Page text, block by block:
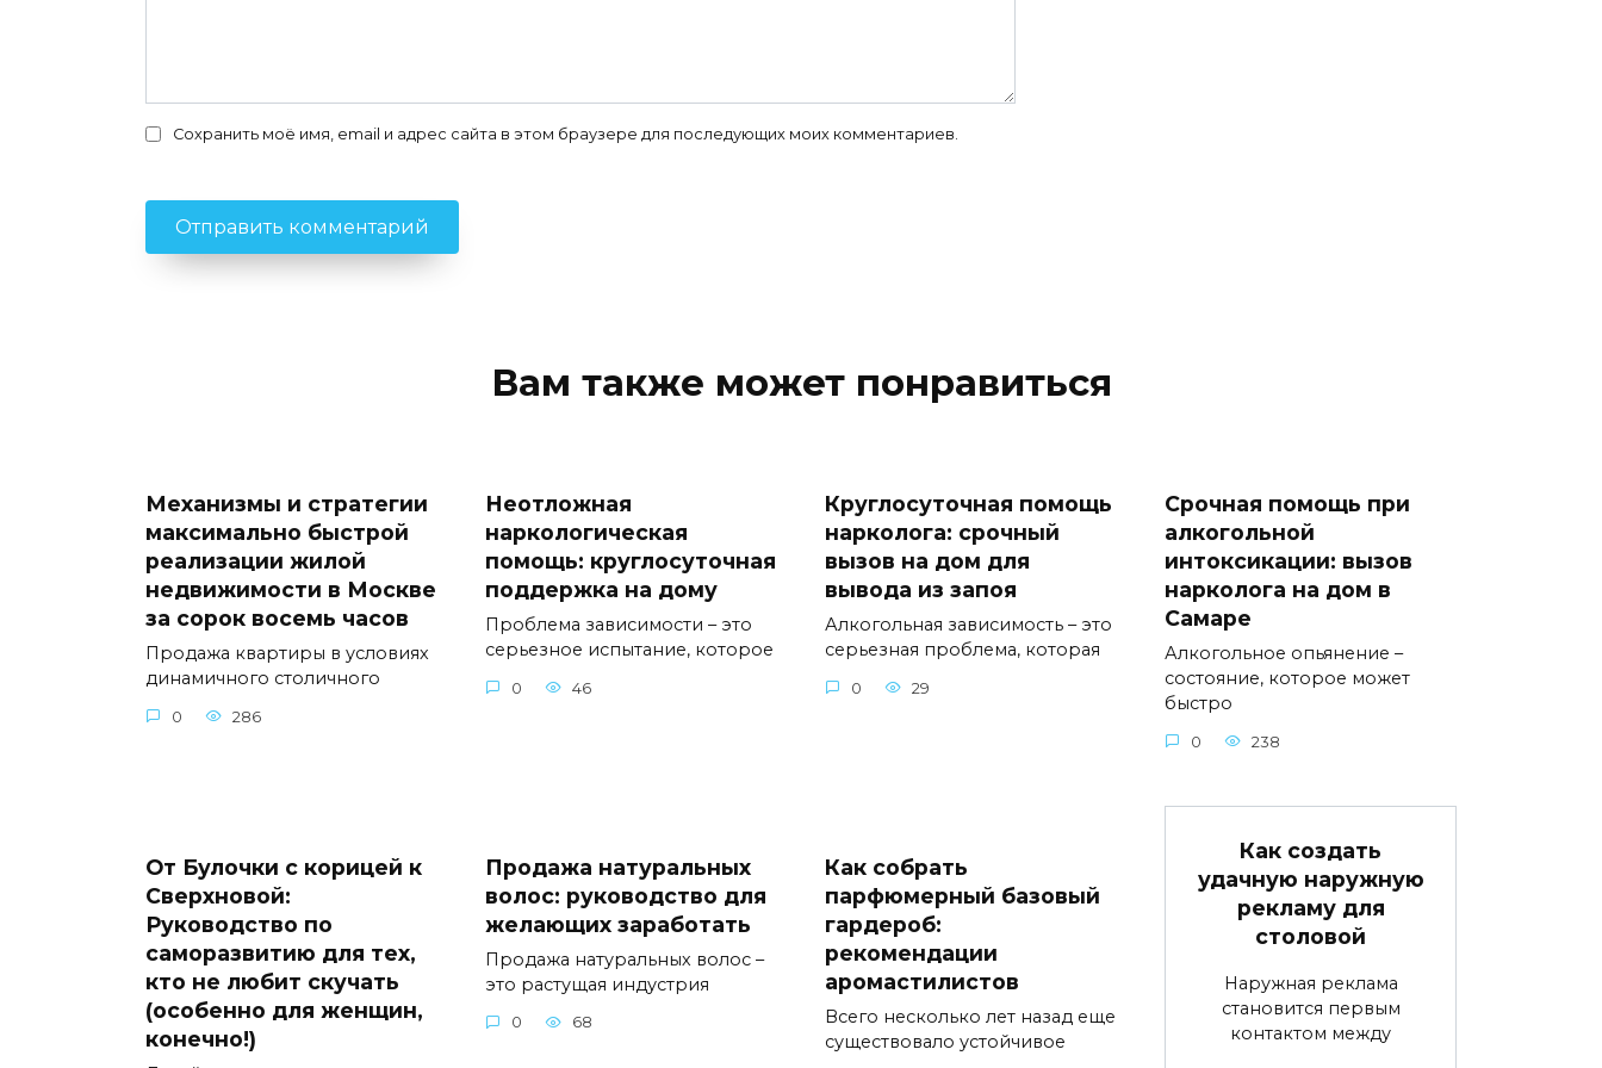
Сохранить моё имя, email и адрес сайта в этом браузере для последующих моих комментариев.
Вам также может понравиться
Механизмы и стратегии
максимально быстрой
реализации жилой
недвижимости в Москве
за сорок восемь часов
Продажа квартиры в условиях
динамичного столичного
0 286
Неотложная
наркологическая
помощь: круглосуточная
поддержка на дому
Проблема зависимости – это
серьезное испытание, которое
0 46
Круглосуточная помощь
нарколога: срочный
вызов на дом для
вывода из запоя
Алкогольная зависимость – это
серьезная проблема, которая
0 29
Срочная помощь при
алкогольной
интоксикации: вызов
нарколога на дом в
Самаре
Алкогольное опьянение –
состояние, которое может
быстро
0 238
От Булочки с корицей к
Сверхновой:
Руководство по
саморазвитию для тех,
кто не любит скучать
(особенно для женщин,
конечно!)
Продажа натуральных
волос: руководство для
желающих заработать
Продажа натуральных волос –
это растущая индустрия
0 68
Как собрать
парфюмерный базовый
гардероб:
рекомендации
аромастилистов
Всего несколько лет назад еще
существовало устойчивое
Как создать
удачную наружную
рекламу для
столовой
Наружная реклама
становится первым
контактом между